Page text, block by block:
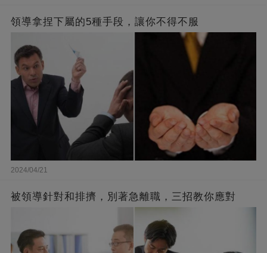
領導拿捏下屬的5種手段，讓你不得不服
2024/04/21
被領導針對和排擠，別著急離職，三招教你應對